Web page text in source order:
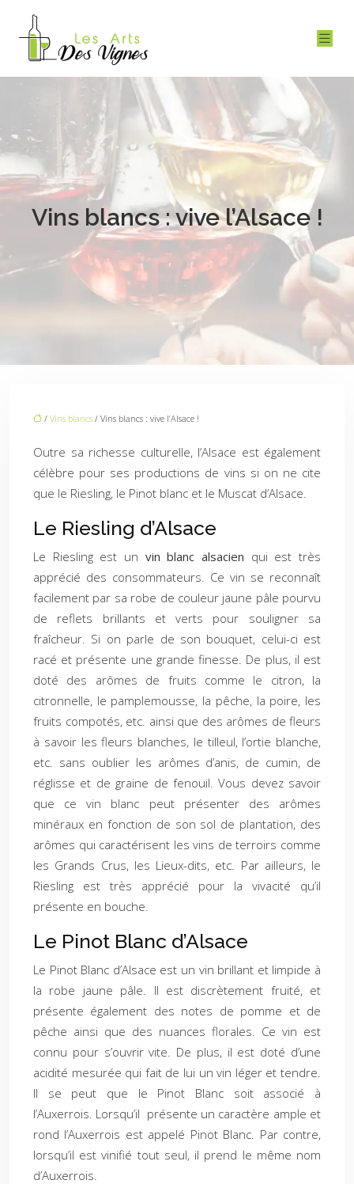
Vins blancs : vive l’Alsace !
/ Vins blancs / Vins blancs : vive l’Alsace !
Outre sa richesse culturelle, l’Alsace est également
célèbre pour ses productions de vins si on ne cite
que le Riesling, le Pinot blanc et le Muscat d’Alsace.
Le Riesling d’Alsace
Le Riesling est un vin blanc alsacien qui est très
apprécié des consommateurs. Ce vin se reconnaît
facilement par sa robe de couleur jaune pâle pourvu
de reflets brillants et verts pour souligner sa
fraîcheur. Si on parle de son bouquet, celui-ci est
racé et présente une grande finesse. De plus, il est
doté des arômes de fruits comme le citron, la
citronnelle, le pamplemousse, la pêche, la poire, les
fruits compotés, etc. ainsi que des arômes de fleurs
à savoir les fleurs blanches, le tilleul, l’ortie blanche,
etc. sans oublier les arômes d’anis, de cumin, de
réglisse et de graine de fenouil. Vous devez savoir
que ce vin blanc peut présenter des arômes
minéraux en fonction de son sol de plantation, des
arômes qui caractérisent les vins de terroirs comme
les Grands Crus, les Lieux-dits, etc. Par ailleurs, le
Riesling est très apprécié pour la vivacité qu’il
présente en bouche.
Le Pinot Blanc d’Alsace
Le Pinot Blanc d’Alsace est un vin brillant et limpide à
la robe jaune pâle. Il est discrètement fruité, et
présente également des notes de pomme et de
pêche ainsi que des nuances florales. Ce vin est
connu pour s’ouvrir vite. De plus, il est doté d’une
acidité mesurée qui fait de lui un vin léger et tendre.
Il se peut que le Pinot Blanc soit associé à
l’Auxerrois. Lorsqu’il présente un caractère ample et
rond l’Auxerrois est appelé Pinot Blanc. Par contre,
lorsqu’il est vinifié tout seul, il prend le même nom
d’Auxerrois.